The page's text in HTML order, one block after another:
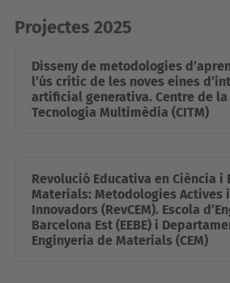
Projectes 2025
Disseny de metodologies
l’ús crític de les noves eines
artificial generativa. Centre de
Tecnologia Multimèdia (CITM)
Revolució Educativa en Ciència i
Materials: Metodologies Actives
Innovadors (RevCEM). Escola
Barcelona Est (EEBE) i
Enginyeria de Materials (CEM)